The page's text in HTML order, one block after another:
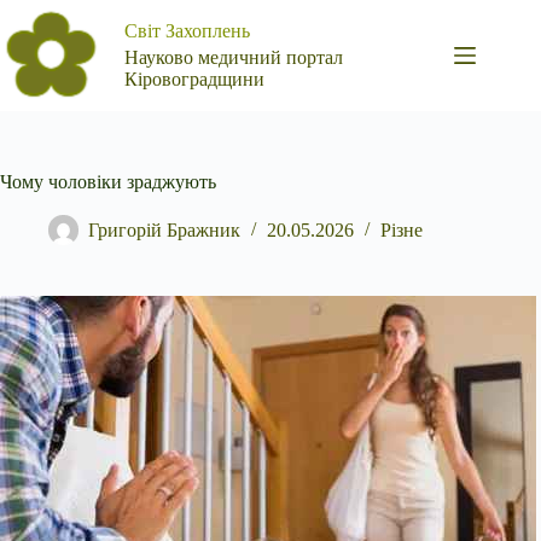
Перейти
до
вмісту
Світ Захоплень
Науково медичний портал
Кіровоградщини
Чому чоловіки зраджують
Григорій Бражник 20.05.2026 Різне